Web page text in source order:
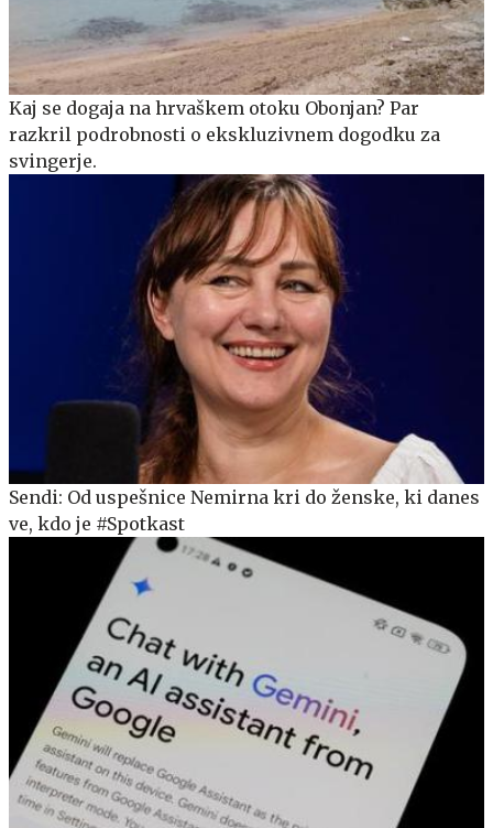
Kaj se dogaja na hrvaškem otoku Obonjan? Par
razkril podrobnosti o ekskluzivnem dogodku za
svingerje.
Sendi: Od uspešnice Nemirna kri do ženske, ki danes
ve, kdo je #Spotkast